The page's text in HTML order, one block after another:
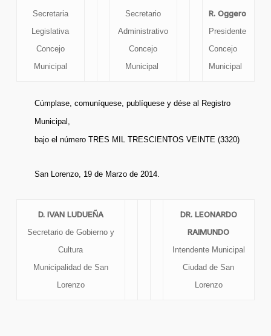
Secretaria
Legislativa
Concejo
Municipal
Secretario
Administrativo
Concejo
Municipal
R. Oggero
Presidente
Concejo
Municipal
Cúmplase, comuníquese, publíquese y dése al Registro
Municipal,
bajo el número TRES MIL TRESCIENTOS VEINTE (3320)
San Lorenzo, 19 de Marzo de 2014.
D. IVAN LUDUEÑA
Secretario de Gobierno y
Cultura
Municipalidad de San
Lorenzo
DR. LEONARDO
RAIMUNDO
Intendente Municipal
Ciudad de San
Lorenzo